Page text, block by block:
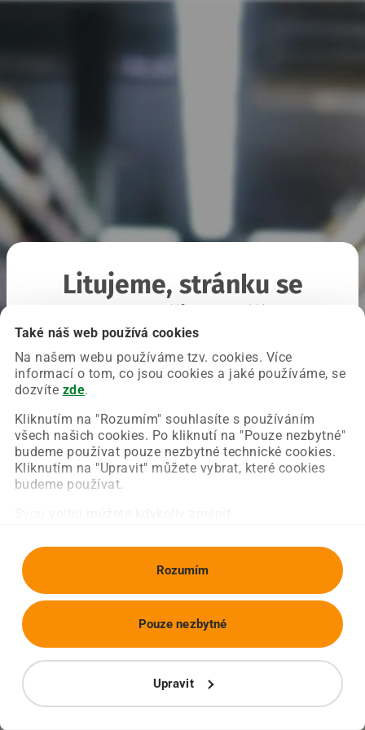
Také náš web používá cookies
Na našem webu používáme tzv. cookies. Více
informací o tom, co jsou cookies a jaké používáme, se
dozvíte zde.
Kliknutím na "Rozumím" souhlasíte s používáním
všech našich cookies. Po kliknutí na "Pouze nezbytné"
budeme používat pouze nezbytné technické cookies.
Kliknutím na "Upravit" můžete vybrat, které cookies
budeme používat.
Rozumím
Upravit
Pouze nezbytné
Litujeme, stránku se
Chyba nastala na naší straně a už ji opravujeme.
Zkuste prosím znovu načíst požadovanou stránku.
Obnovit stránku Úvodní strana